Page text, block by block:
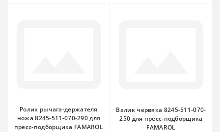
Ролик рычага-держателя
ножа 8245-511-070-290 для
пресс-подборщика FAMAROL
Валик червяка 8245-511-070-
250 для пресс-подборщика
FAMAROL